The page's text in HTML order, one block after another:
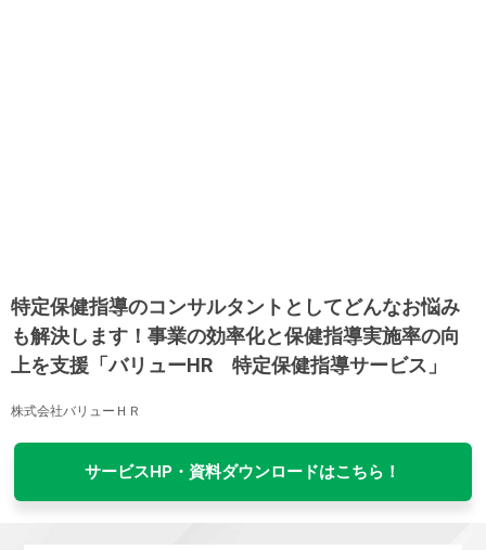
特定保健指導のコンサルタントとしてどんなお悩み
も解決します！事業の効率化と保健指導実施率の向
上を支援「バリューHR 特定保健指導サービス」
株式会社バリューＨＲ
サービスHP・資料ダウンロードはこちら！